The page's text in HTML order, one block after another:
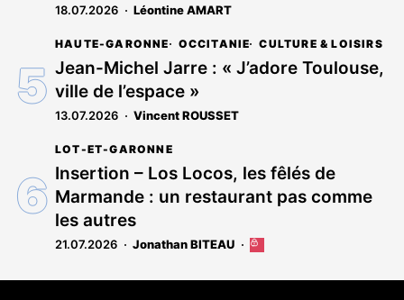
18.07.2026 Léontine AMART
HAUTE-GARONNE OCCITANIE CULTURE & LOISIRS
Jean-Michel Jarre : « J’adore Toulouse,
ville de l’espace »
13.07.2026 Vincent ROUSSET
LOT-ET-GARONNE
Insertion – Los Locos, les fêlés de
Marmande : un restaurant pas comme
les autres
21.07.2026 Jonathan BITEAU
Cet
est